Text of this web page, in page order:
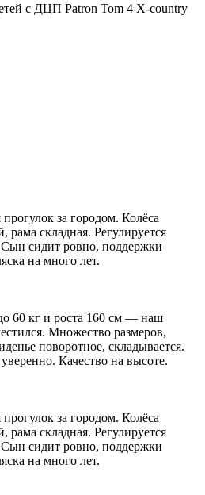
с ДЦП Patron Tom 4 X-country
за городом. Колёса
рама складная. Регулируется
сидит ровно, поддержки
на много лет.
60 кг и роста 160 см — наш
Множество размеров,
поворотное, складывается.
Качество на высоте.
за городом. Колёса
рама складная. Регулируется
сидит ровно, поддержки
на много лет.